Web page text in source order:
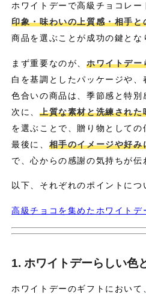
ホワイトデーで高級チョコレー
印象・味わいの上質感・相手と
商品を選ぶことが成功の鍵とな
まず重要なのが、 ホワイトデー
白を基調としたパッケージや
色合いの商品は、季節感と特別
次に、 上質な素材と洗練された
を選ぶことで、贈り物としての
最後に、 相手のイメージや好み
で、心からの感謝の気持ちが伝
以下、それぞれのポイントにつ
高級チョコを集めたホワイトデ
1. ホワイトデーらしい色
ホワイトデーのギフトにおいて